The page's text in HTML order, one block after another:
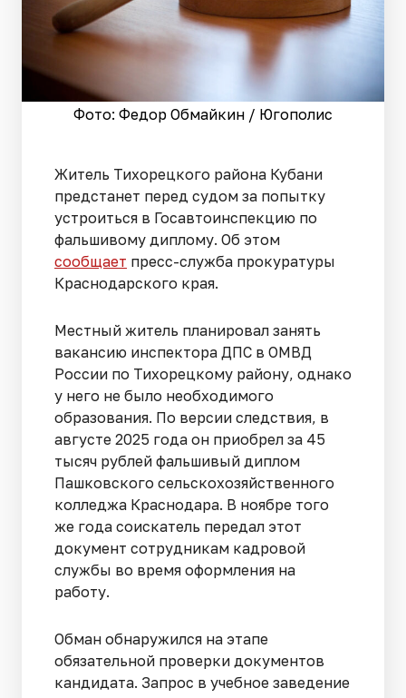
Фото: Федор Обмайкин / Югополис
Житель Тихорецкого района Кубани
предстанет перед судом за попытку
устроиться в Госавтоинспекцию по
фальшивому диплому. Об этом
сообщает пресс-служба прокуратуры
Краснодарского края.
Местный житель планировал занять
вакансию инспектора ДПС в ОМВД
России по Тихорецкому району, однако
у него не было необходимого
образования. По версии следствия, в
августе 2025 года он приобрел за 45
тысяч рублей фальшивый диплом
Пашковского сельскохозяйственного
колледжа Краснодара. В ноябре того
же года соискатель передал этот
документ сотрудникам кадровой
службы во время оформления на
работу.
Обман обнаружился на этапе
обязательной проверки документов
кандидата. Запрос в учебное заведение